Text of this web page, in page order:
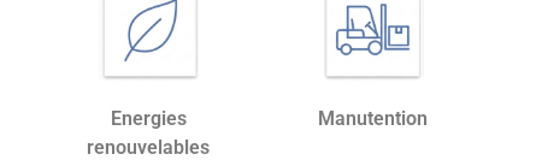
Energies
renouvelables
Manutention